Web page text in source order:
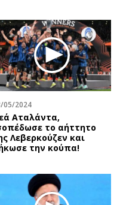
05/2024
Αταλάντα,
το αήττητο
Λεβερκούζεν και
την κούπα!